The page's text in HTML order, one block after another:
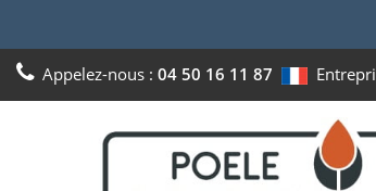
Appelez-nous : 04 50 16 11 87